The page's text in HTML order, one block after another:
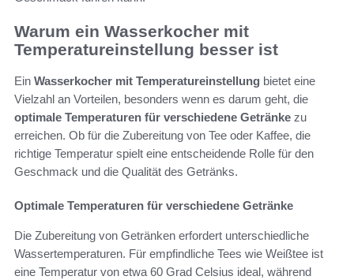
Warum ein Wasserkocher mit
Temperatureinstellung besser ist
Ein Wasserkocher mit Temperatureinstellung bietet eine
Vielzahl an Vorteilen, besonders wenn es darum geht, die
optimale Temperaturen für verschiedene Getränke zu
erreichen. Ob für die Zubereitung von Tee oder Kaffee, die
richtige Temperatur spielt eine entscheidende Rolle für den
Geschmack und die Qualität des Getränks.
Optimale Temperaturen für verschiedene Getränke
Die Zubereitung von Getränken erfordert unterschiedliche
Wassertemperaturen. Für empfindliche Tees wie Weißtee ist
eine Temperatur von etwa 60 Grad Celsius ideal, während